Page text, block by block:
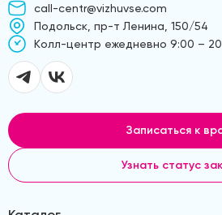
call-centr@vizhuvse.com
Подольск, пр-т Ленина, 150/54
Kолл-центр ежедневно 9:00 –
Записаться к
Узнать статус